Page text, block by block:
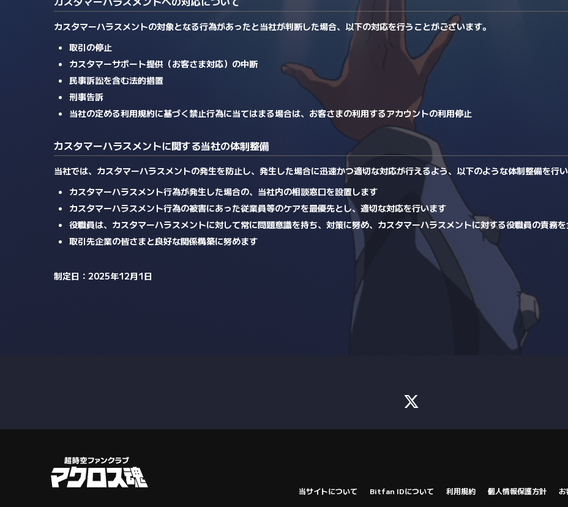
カスタマーハラスメントの対象となる行為があったと当社が判断した場合、以下の対応を行うことがございます。
取引の停止
カスタマーサポート提供（お客さま対応）の中断
民事訴訟を含む法的措置
刑事告訴
当社の定める利用規約に基づく禁止行為に当てはまる場合は、お客さまの利用するアカウントの利用停止
カスタマーハラスメントに関する当社の体制整備
当社では、カスタマーハラスメントの発生を防止し、発生した場合に迅速かつ適切な対応が行えるよう、以下のような体制整備を行い
カスタマーハラスメント行為が発生した場合の、当社内の相談窓口を設置します
カスタマーハラスメント行為の被害にあった従業員等のケアを最優先とし、適切な対応を行います
役職員は、カスタマーハラスメントに対して常に問題意識を持ち、対策に努め、カスタマーハラスメントに対する役職員の責務
取引先企業の皆さまと良好な関係構築に努めます
制定日：2025年12月1日
当サイトについて Bitfan IDについて 利用規約 個人情報保護方針 お